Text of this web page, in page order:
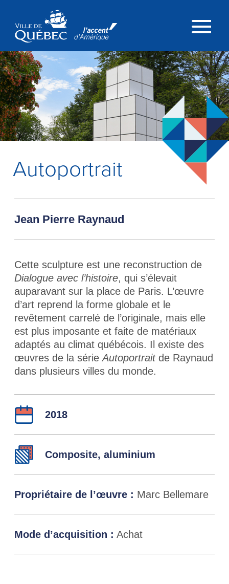
Passer au contenu principal
Menu
Autoportrait
Jean Pierre Raynaud
Cette sculpture est une reconstruction de
Dialogue avec l’histoire, qui s’élevait
auparavant sur la place de Paris. L’œuvre
d’art reprend la forme globale et le
revêtement carrelé de l’originale, mais elle
est plus imposante et faite de matériaux
adaptés au climat québécois. Il existe des
œuvres de la série Autoportraitde Raynaud
dans plusieurs villes du monde.
Détails
Année :
2018
Matérieux :
Composite, aluminium
Propriétaire de l’œuvre : Marc Bellemare
Mode d’acquisition : Achat